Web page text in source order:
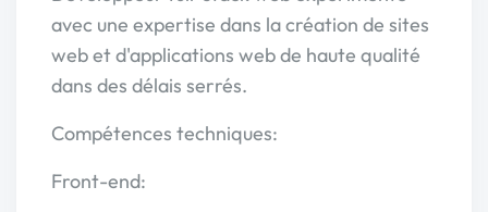
avec une expertise dans la création de sites
web et d'applications web de haute qualité
dans des délais serrés.
Compétences techniques:
Front-end: